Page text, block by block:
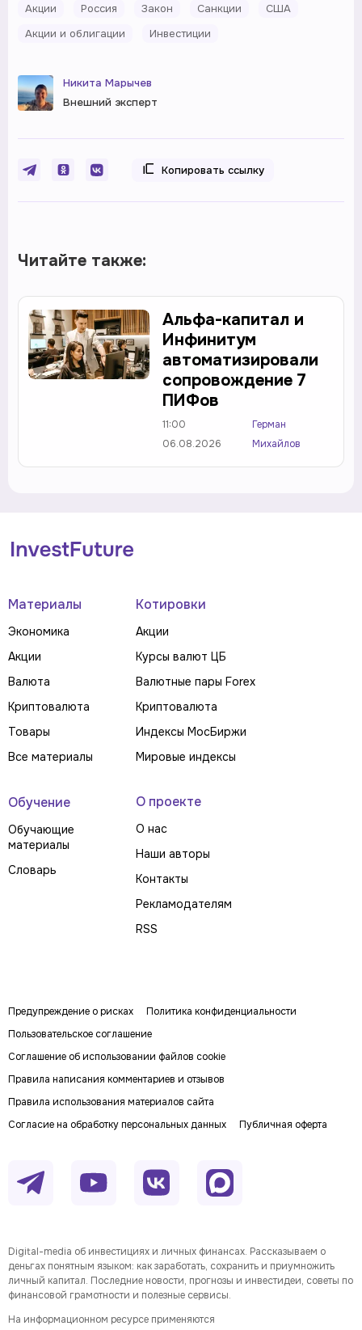
Акции
Россия Закон Санкции
США
Акции и облигации
Инвестиции
Никита Марычев
Внешний эксперт
Копировать ссылку
Читайте также:
Альфа-капитал и
Инфинитум
автоматизировали
сопровождение 7
ПИФов
11:00
06.08.2026
Герман
Михайлов
Материалы
Экономика
Акции
Валюта
Криптовалюта
Товары
Все материалы
Котировки
Акции
Курсы валют ЦБ
Валютные пары Forex
Криптовалюта
Индексы МосБиржи
Мировые индексы
Обучение
Обучающие
материалы
Словарь
О проекте
О нас
Наши авторы
Контакты
Рекламодателям
RSS
Предупреждение о рисках
Политика конфиденциальности
Пользовательское соглашение
Соглашение об использовании файлов cookie
Правила написания комментариев и отзывов
Правила использования материалов сайта
Согласие на обработку персональных данных
Публичная оферта
Digital-media об инвестициях и личных финансах. Рассказываем о
деньгах понятным языком: как заработать, сохранить и приумножить
личный капитал. Последние новости, прогнозы и инвестидеи, советы по
финансовой грамотности и полезные сервисы.
На информационном ресурсе применяются